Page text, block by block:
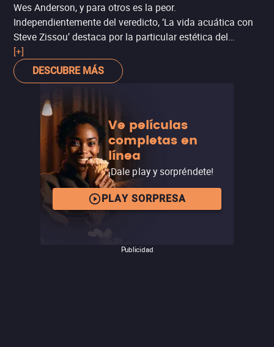
Wes Anderson, y para otros es la peor.
Independientemente del veredicto, ‘La vida acuática con
Steve Zissou’ destaca por la particular estética del
director, que en el contexto submarino se presta para
excentricidades visualmente muy llamativas. El humor
negro y la ironía también se hacen presentes en la
escrito en su primera colaboración con Noah Baumbach.
[+]
DESCUBRE MÁS
Ve películas
completas en
línea
¡Dale play y sorpréndete!
PLAY SORPRESA
Publicidad